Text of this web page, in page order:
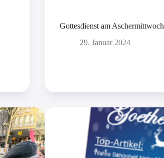
Gottesdienst am Aschermittwoch
29. Januar 2024